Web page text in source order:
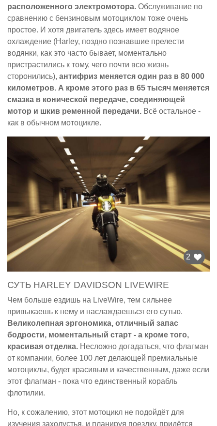
расположенного электромотора. Обслуживание по
сравнению с бензиновым мотоциклом тоже очень
простое. И хотя двигатель здесь имеет водяное
охлаждение (Harley, поздно познавшие прелести
водянки, как это часто бывает, моментально
пристрастились к тому, чего почти всю жизнь
сторонились), антифриз меняется один раз в 80 000
километров. А кроме этого раз в 65 тысяч меняется
смазка в конической передаче, соединяющей
мотор и шкив ременной передачи. Всё остальное -
как в обычном мотоцикле.
2
СУТЬ HARLEY DAVIDSON LIVEWIRE
Чем больше ездишь на LiveWire, тем сильнее
привыкаешь к нему и наслаждаешься его сутью.
Великолепная эргономика, отличный запас
бодрости, моментальный старт - а кроме того,
красивая отделка. Несложно догадаться, что флагман
от компании, более 100 лет делающей премиальные
мотоциклы, будет красивым и качественным, даже если
этот флагман - пока что единственный корабль
флотилии.
Но, к сожалению, этот мотоцикл не подойдёт для
изучения захолустья, и планируя поездку, придётся